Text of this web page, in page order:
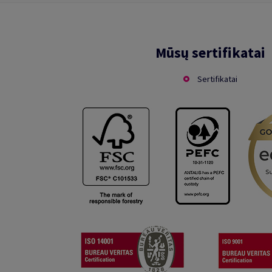
Mūsų sertifikatai
Sertifikatai